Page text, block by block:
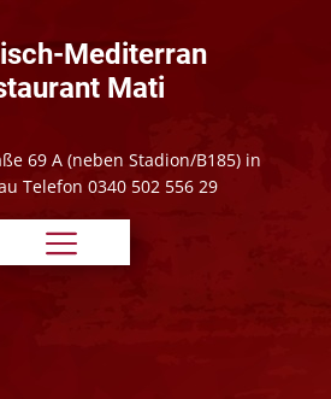
Mediterran
Mati
69 A (neben Stadion/B185) in
Telefon 0340 502 556 29